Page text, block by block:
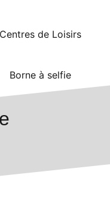
Centres de Loisirs
Borne à selfie